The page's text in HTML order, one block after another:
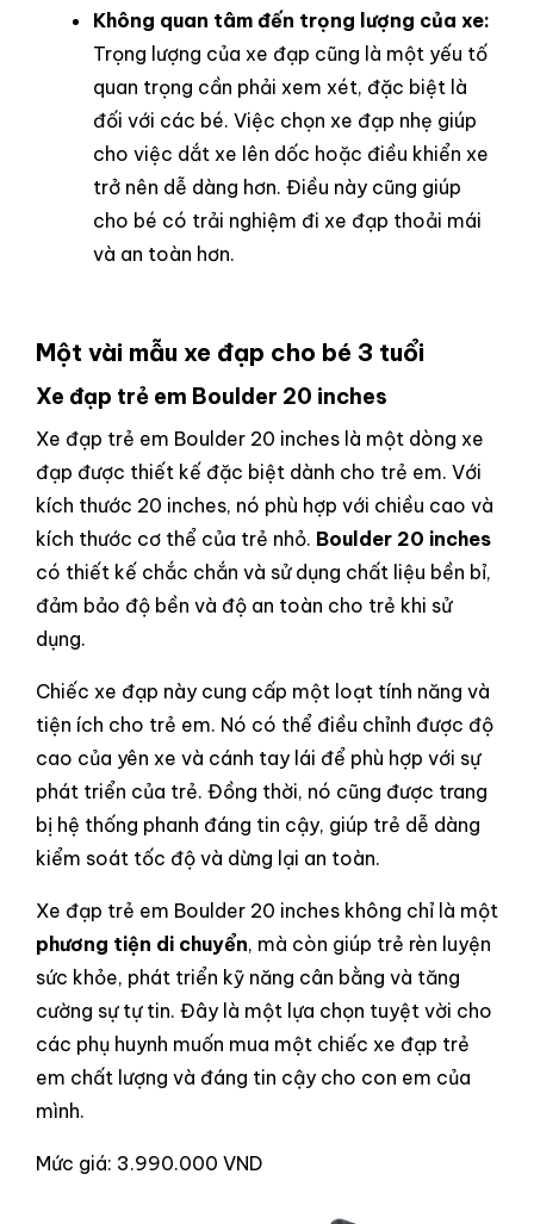
Không quan tâm đến trọng lượng của xe:
Trọng lượng của xe đạp cũng là một yếu tố
quan trọng cần phải xem xét, đặc biệt là
đối với các bé. Việc chọn xe đạp nhẹ giúp
cho việc dắt xe lên dốc hoặc điều khiển xe
trở nên dễ dàng hơn. Điều này cũng giúp
cho bé có trải nghiệm đi xe đạp thoải mái
và an toàn hơn.
Một vài mẫu xe đạp cho bé 3 tuổi
Xe đạp trẻ em Boulder 20 inches
Xe đạp trẻ em Boulder 20 inches là một dòng xe
đạp được thiết kế đặc biệt dành cho trẻ em. Với
kích thước 20 inches, nó phù hợp với chiều cao và
kích thước cơ thể của trẻ nhỏ. Boulder 20 inches
có thiết kế chắc chắn và sử dụng chất liệu bền bỉ,
đảm bảo độ bền và độ an toàn cho trẻ khi sử
dụng.
Chiếc xe đạp này cung cấp một loạt tính năng và
tiện ích cho trẻ em. Nó có thể điều chỉnh được độ
cao của yên xe và cánh tay lái để phù hợp với sự
phát triển của trẻ. Đồng thời, nó cũng được trang
bị hệ thống phanh đáng tin cậy, giúp trẻ dễ dàng
kiểm soát tốc độ và dừng lại an toàn.
Xe đạp trẻ em Boulder 20 inches không chỉ là một
phương tiện di chuyển, mà còn giúp trẻ rèn luyện
sức khỏe, phát triển kỹ năng cân bằng và tăng
cường sự tự tin. Đây là một lựa chọn tuyệt vời cho
các phụ huynh muốn mua một chiếc xe đạp trẻ
em chất lượng và đáng tin cậy cho con em của
mình.
Mức giá: 3.990.000 VND